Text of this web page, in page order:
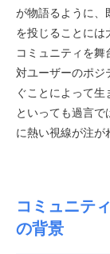
が物語るように、
を投じることには
コミュニティを
対ユーザーのポジ
ぐことによって
といっても過言で
に熱い視線が注が
コミュニテ
の背景